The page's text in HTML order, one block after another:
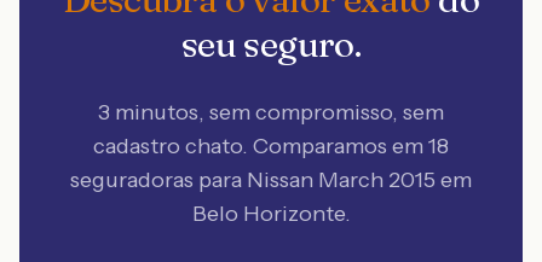
seu seguro.
3 minutos, sem compromisso, sem
cadastro chato. Comparamos em 18
seguradoras para Nissan March 2015 em
Belo Horizonte.